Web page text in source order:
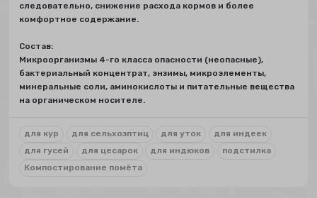
следовательно, снижение расхода кормов и более
комфортное содержание.
Состав:
Микроорганизмы 4-го класса опасности (неопасные),
бактериальный концентрат, энзимы, микроэлементы,
минеральные соли, аминокислоты и питательные вещества
на органическом носителе.
для кур для сельхозптиц для уток
для индеек
для гусей
для цесарок для индюков
подстилка
Компостирование помёта